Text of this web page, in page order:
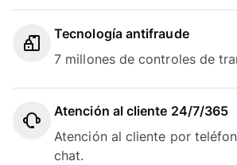
Tecnología antifraude
7 millones de controles de
Atención al cliente 24/7/365
Atención al cliente por
chat.